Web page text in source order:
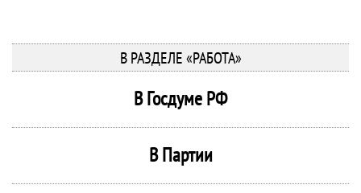
В РАЗДЕЛЕ «РАБОТА»
В Госдуме РФ
В Партии